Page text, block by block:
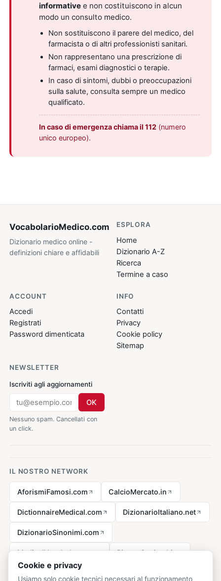
informative e non costituiscono in alcun
modo un consulto medico.
Non sostituiscono il parere del medico, del
farmacista o di altri professionisti sanitari.
Non rappresentano una prescrizione di
farmaci, esami diagnostici o terapie.
In caso di sintomi, dubbi o preoccupazioni
sulla salute, consulta sempre un medico
qualificato.
In caso di emergenza chiama il 112 (numero
unico europeo).
VocabolarioMedico.com
Dizionario medico online -
definizioni chiare e affidabili
ESPLORA
Home
Dizionario A-Z
Ricerca
Termine a caso
ACCOUNT
Accedi
Registrati
Password dimenticata
INFO
Contatti
Privacy
Cookie policy
Sitemap
NEWSLETTER
Iscriviti agli aggiornamenti
OK
Nessuno spam. Cancellati con
un click.
IL NOSTRO NETWORK
AforismiFamosi.com CalcioMercato.in
DictionnaireMedical.com DizionarioItaliano.net
DizionarioSinonimi.com
MedicalVocabulary.org RicetteCucina.biz
Cookie e privacy
Usiamo solo cookie tecnici necessari al funzionamento